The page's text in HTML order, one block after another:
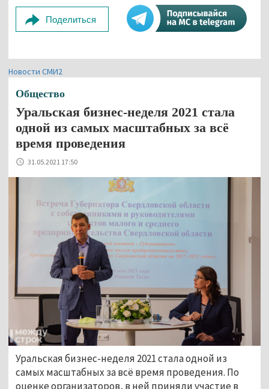
Поделиться
Новости СМИ2
Общество
Уральская бизнес-неделя 2021 стала
одной из самых масштабных за всё
время проведения
31.05.2021 17:50
Уральская бизнес-неделя 2021 стала одной из
самых масштабных за всё время проведения. По
оценке организаторов, в ней приняли участие в